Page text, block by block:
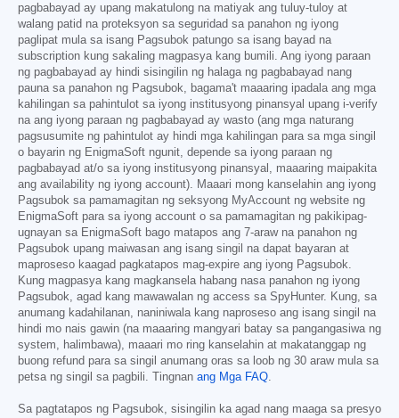
pagbabayad ay upang makatulong na matiyak ang tuluy-tuloy at
walang patid na proteksyon sa seguridad sa panahon ng iyong
paglipat mula sa isang Pagsubok patungo sa isang bayad na
subscription kung sakaling magpasya kang bumili. Ang iyong paraan
ng pagbabayad ay hindi sisingilin ng halaga ng pagbabayad nang
pauna sa panahon ng Pagsubok, bagama't maaaring ipadala ang mga
kahilingan sa pahintulot sa iyong institusyong pinansyal upang i-verify
na ang iyong paraan ng pagbabayad ay wasto (ang mga naturang
pagsusumite ng pahintulot ay hindi mga kahilingan para sa mga singil
o bayarin ng EnigmaSoft ngunit, depende sa iyong paraan ng
pagbabayad at/o sa iyong institusyong pinansyal, maaaring maipakita
ang availability ng iyong account). Maaari mong kanselahin ang iyong
Pagsubok sa pamamagitan ng seksyong MyAccount ng website ng
EnigmaSoft para sa iyong account o sa pamamagitan ng pakikipag-
ugnayan sa EnigmaSoft bago matapos ang 7-araw na panahon ng
Pagsubok upang maiwasan ang isang singil na dapat bayaran at
maproseso kaagad pagkatapos mag-expire ang iyong Pagsubok.
Kung magpasya kang magkansela habang nasa panahon ng iyong
Pagsubok, agad kang mawawalan ng access sa SpyHunter. Kung, sa
anumang kadahilanan, naniniwala kang naproseso ang isang singil na
hindi mo nais gawin (na maaaring mangyari batay sa pangangasiwa ng
system, halimbawa), maaari mo ring kanselahin at makatanggap ng
buong refund para sa singil anumang oras sa loob ng 30 araw mula sa
petsa ng singil sa pagbili. Tingnan ang Mga FAQ.
Sa pagtatapos ng Pagsubok, sisingilin ka agad nang maaga sa presyo